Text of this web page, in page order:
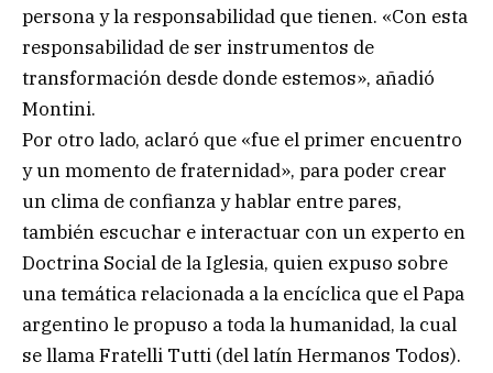
persona y la responsabilidad que tienen. «Con esta
responsabilidad de ser instrumentos de
transformación desde donde estemos», añadió
Montini.
Por otro lado, aclaró que «fue el primer encuentro
y un momento de fraternidad», para poder crear
un clima de confianza y hablar entre pares,
también escuchar e interactuar con un experto en
Doctrina Social de la Iglesia, quien expuso sobre
una temática relacionada a la encíclica que el Papa
argentino le propuso a toda la humanidad, la cual
se llama Fratelli Tutti (del latín Hermanos Todos).